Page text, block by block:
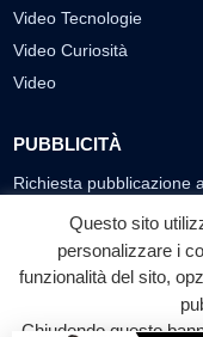
Video Tecnologie
Video Curiosità
Video
PUBBLICITÀ
Richiesta pubblicazione
SEGUICI SUI SOCIAL
Questo sito
personalizzare i
funzionalità del sito,
Chiudendo questo